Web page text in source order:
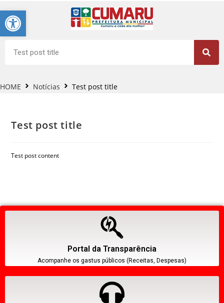
Barra de Ferramentas Aberta
HOME Notícias Test post title
Test post title
Test post content
Portal da Transparência
Acompanhe os gastus públicos (Receitas, Despesas)